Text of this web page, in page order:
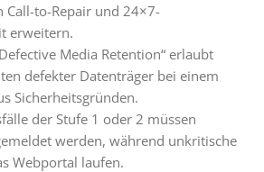
Call-to-Repair und 24×7-
erweitern.
Media Retention“ erlaubt
defekter Datenträger bei einem
Sicherheitsgründen.
der Stufe 1 oder 2 müssen
werden, während unkritische
Webportal laufen.